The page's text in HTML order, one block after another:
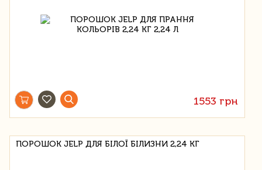
1553 грн
ПОРОШОК JELP ДЛЯ БІЛОЇ БІЛИЗНИ 2,24 КГ